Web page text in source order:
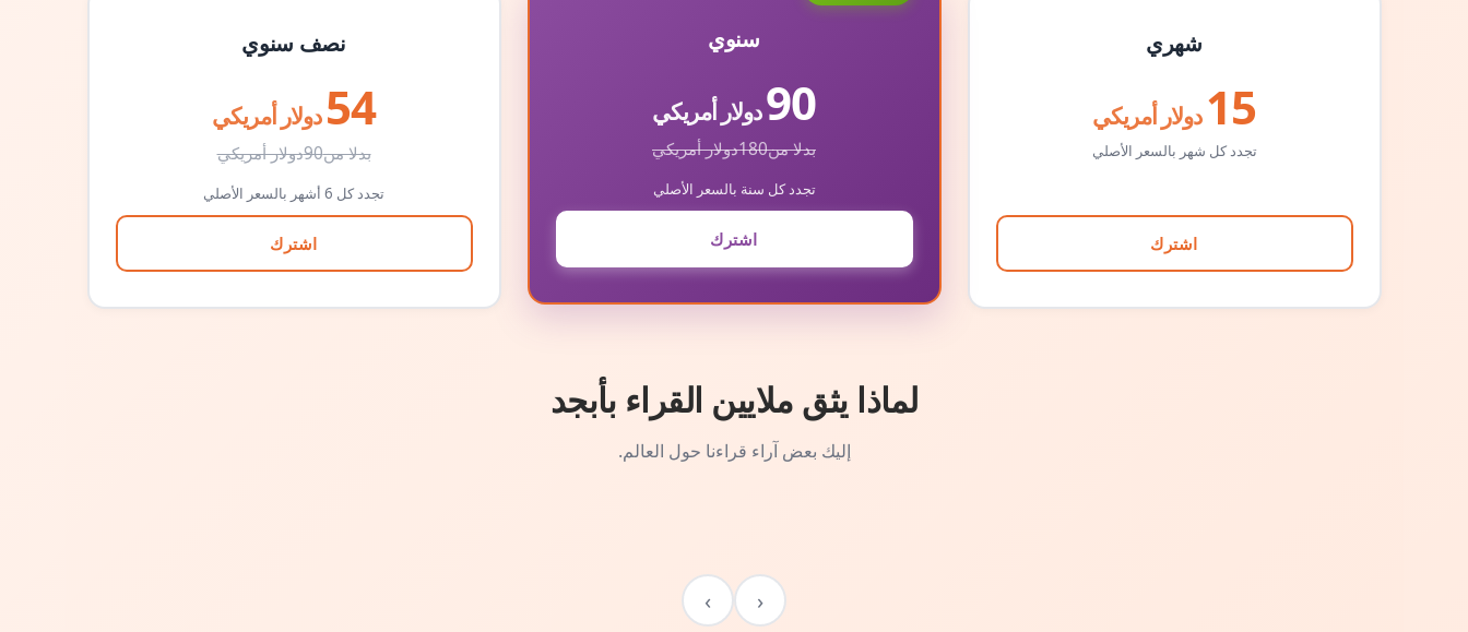
شهري
15 دولار أمريكي
تجدد كل شهر بالسعر الأصلي
اشترك
سنوي
90دولار أمريكي
بدلا من180دولار أمريكي
تجدد كل سنة بالسعر الأصلي
اشترك
نصف سنوي
54 دولار أمريكي
بدلا من90دولار أمريكي
تجدد كل 6 أشهر بالسعر الأصلي
اشترك
لماذا يثق ملايين القراء بأبجد
إليك بعض آراء قراءنا حول العالم.
‹
›